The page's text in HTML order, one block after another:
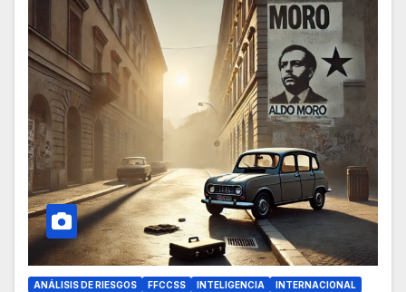
ANÁLISIS DE RIESGOS FFCCSS INTELIGENCIA
INTERNACIONAL